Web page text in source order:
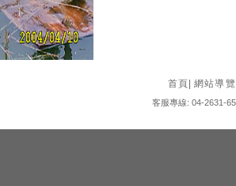
首頁 網站導覽
客服專線: 04-2631-